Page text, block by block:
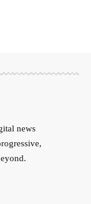
news